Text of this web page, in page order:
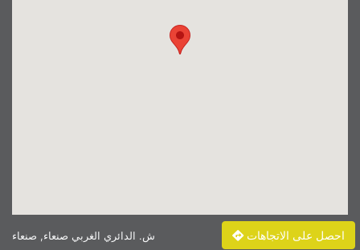
ش. الدائري الغربي صنعاء, صنعاء احصل على الاتجاهات